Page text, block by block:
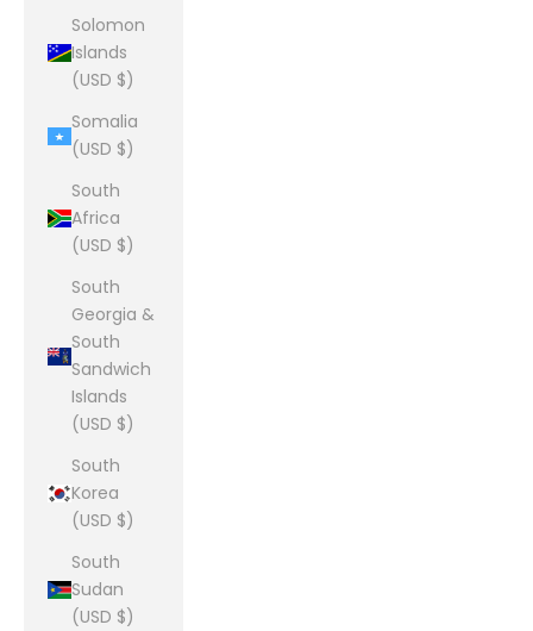
Solomon
Islands
(USD $)
Somalia
(USD $)
South
Africa
(USD $)
South
Georgia &
South
Sandwich
Islands
(USD $)
South
Korea
(USD $)
South
Sudan
(USD $)